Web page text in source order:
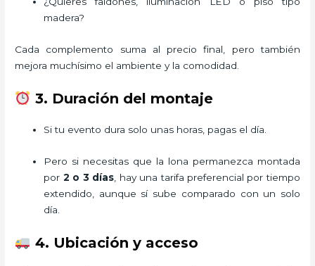
madera?
Cada complemento suma al precio final, pero también
mejora muchísimo el ambiente y la comodidad.
3. Duración del montaje
Si tu evento dura solo unas horas, pagas el día.
Pero si necesitas que la lona permanezca montada
por 2 o 3 días , hay una tarifa preferencial por tiempo
extendido, aunque sí sube comparado con un solo
día.
4. Ubicación y acceso